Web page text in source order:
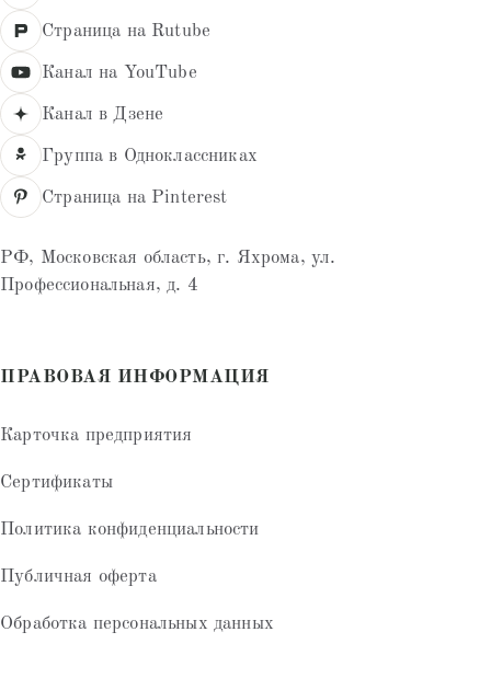
Страница на Rutube
Канал на YouTube
Канал в Дзене
Группа в Одноклассниках
Страница на Pinterest
РФ, Московская область, г. Яхрома, ул.
Профессиональная, д. 4
ПРАВОВАЯ ИНФОРМАЦИЯ
Карточка предприятия
Сертификаты
Политика конфиденциальности
Публичная оферта
Обработка персональных данных